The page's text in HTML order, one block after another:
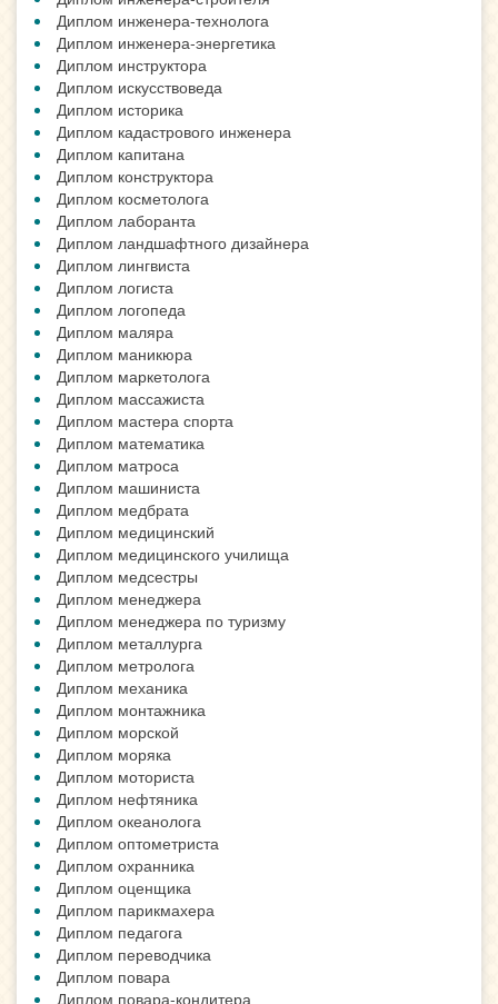
Диплом инженера-технолога
Диплом инженера-энергетика
Диплом инструктора
Диплом искусствоведа
Диплом историка
Диплом кадастрового инженера
Диплом капитана
Диплом конструктора
Диплом косметолога
Диплом лаборанта
Диплом ландшафтного дизайнера
Диплом лингвиста
Диплом логиста
Диплом логопеда
Диплом маляра
Диплом маникюра
Диплом маркетолога
Диплом массажиста
Диплом мастера спорта
Диплом математика
Диплом матроса
Диплом машиниста
Диплом медбрата
Диплом медицинский
Диплом медицинского училища
Диплом медсестры
Диплом менеджера
Диплом менеджера по туризму
Диплом металлурга
Диплом метролога
Диплом механика
Диплом монтажника
Диплом морской
Диплом моряка
Диплом моториста
Диплом нефтяника
Диплом океанолога
Диплом оптометриста
Диплом охранника
Диплом оценщика
Диплом парикмахера
Диплом педагога
Диплом переводчика
Диплом повара
Диплом повара-кондитера